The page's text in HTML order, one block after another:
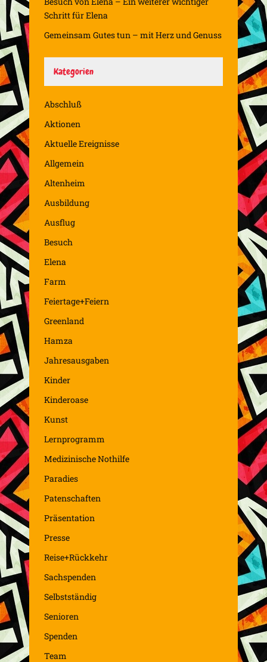
Schritt für Elena
Gemeinsam Gutes tun – mit Herz und Genuss
Kategorien
Abschluß
Aktionen
Aktuelle Ereignisse
Allgemein
Altenheim
Ausbildung
Ausflug
Besuch
Elena
Farm
Feiertage+Feiern
Greenland
Hamza
Jahresausgaben
Kinder
Kinderoase
Kunst
Lernprogramm
Medizinische Nothilfe
Paradies
Patenschaften
Präsentation
Presse
Reise+Rückkehr
Sachspenden
Selbstständig
Senioren
Spenden
Team